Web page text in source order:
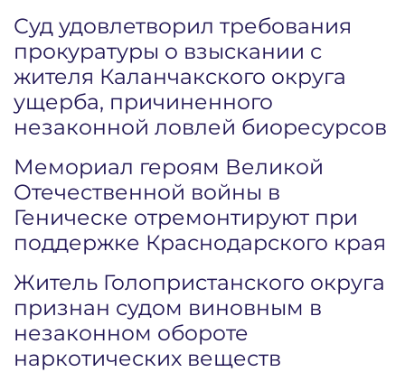
Суд удовлетворил требования
прокуратуры о взыскании с
жителя Каланчакского округа
ущерба, причиненного
незаконной ловлей биоресурсов
Мемориал героям Великой
Отечественной войны в
Геническе отремонтируют при
поддержке Краснодарского края
Житель Голопристанского округа
признан судом виновным в
незаконном обороте
наркотических веществ